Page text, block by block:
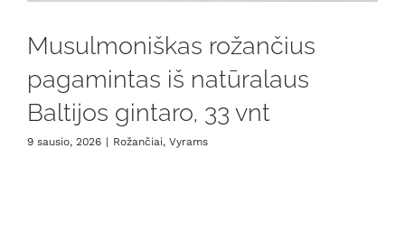
Musulmoniškas rožančius
pagamintas iš natūralaus
Baltijos gintaro, 33 vnt
9 sausio, 2026 | Rožančiai, Vyrams